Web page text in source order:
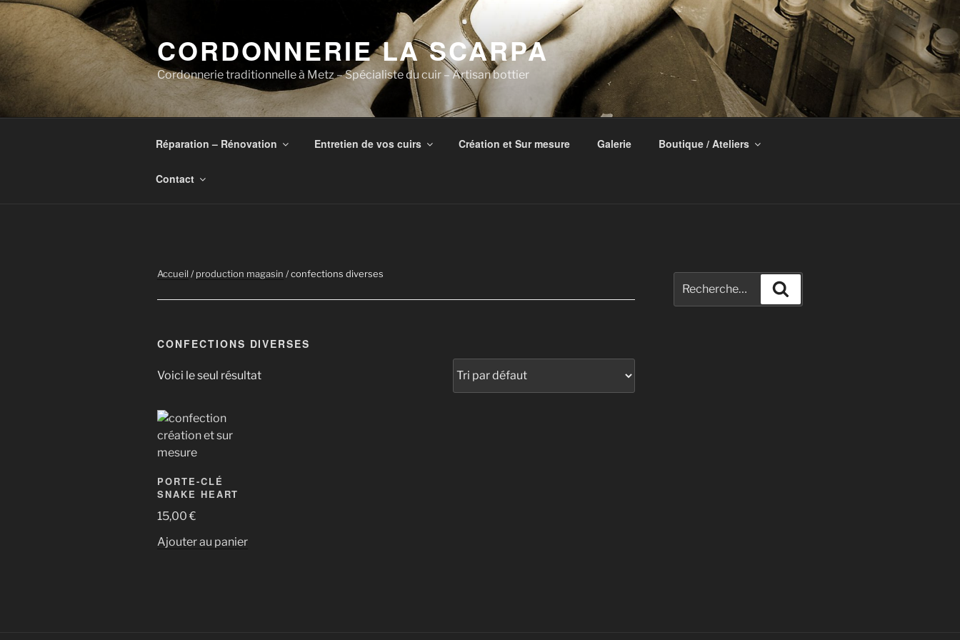
Aller
contenu
principal
CORDONNERIE LA SCARPA
Cordonnerie traditionnelle à Metz – Spécialiste du cuir – Artisan bottier
Réparation – Rénovation Entretien de vos cuirs Création et Sur mesure Galerie Boutique / Ateliers
Contact
Accueil /production magasin / confections diverses
CONFECTIONS DIVERSES
Voici le seul résultat
PORTE-CLÉ
SNAKE HEART
15,00€
Ajouter au panier
pour
: